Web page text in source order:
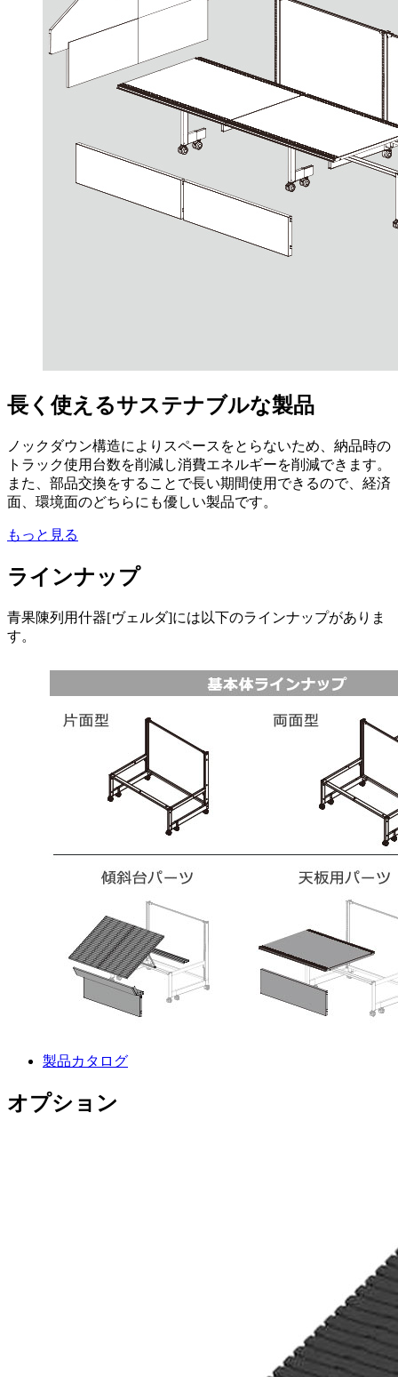
長く使えるサステナブルな製品
ノックダウン構造によりスペースをとらないため、納品時の
トラック使用台数を削減し消費エネルギーを削減できます。
また、部品交換をすることで長い期間使用できるので、経済
面、環境面のどちらにも優しい製品です。
もっと見る
ラインナップ
青果陳列用什器[ヴェルダ]には以下のラインナップがありま
す。
製品カタログ
オプション